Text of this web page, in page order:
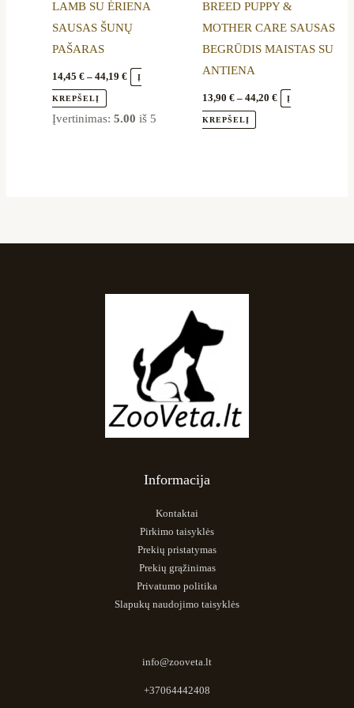
LAMB SU ĖRIENA
SAUSAS ŠUNŲ
PAŠARAS
14,45€ – 44,19€ Į
KREPŠELĮ
on
the
page
Įvertinimas:5.00 iš 5
BREED PUPPY &
MOTHER CARE SAUSAS
BEGRŪDIS MAISTAS SU
ANTIENA
13,90 € – 44,20 € Į
KREPŠELĮ
on
the
product
Informacija
Kontaktai
Pirkimo taisyklės
Prekių pristatymas
Prekių grąžinimas
Privatumo politika
Slapukų naudojimo taisyklės
info@zooveta.lt
+37064442408